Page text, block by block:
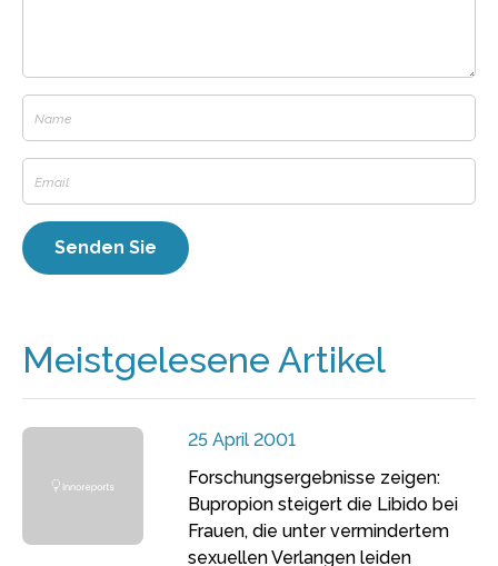
Meistgelesene Artikel
25 April 2001
Forschungsergebnisse zeigen:
Bupropion steigert die Libido bei
Frauen, die unter vermindertem
sexuellen Verlangen leiden